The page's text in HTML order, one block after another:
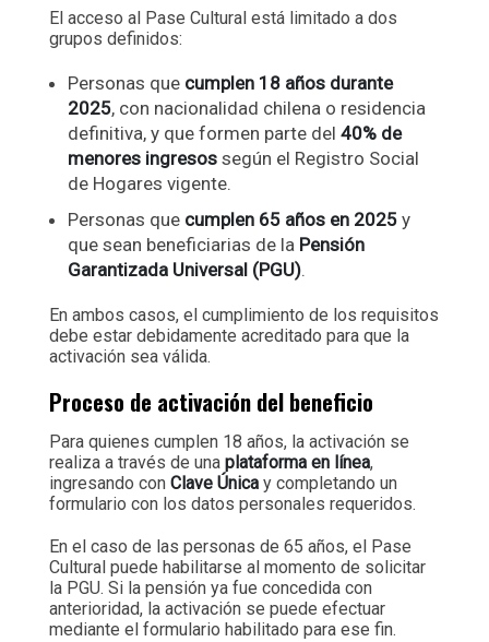
El acceso al Pase Cultural está limitado a dos
grupos definidos:
Personas que cumplen 18 años durante
2025, con nacionalidad chilena o residencia
definitiva, y que formen parte del 40% de
menores ingresos según el Registro Social
de Hogares vigente.
Personas que cumplen 65 años en 2025 y
que sean beneficiarias de la Pensión
Garantizada Universal (PGU).
En ambos casos, el cumplimiento de los requisitos
debe estar debidamente acreditado para que la
activación sea válida.
Proceso de activación del beneficio
Para quienes cumplen 18 años, la activación se
realiza a través de una plataforma en línea,
ingresando con Clave Única y completando un
formulario con los datos personales requeridos.
En el caso de las personas de 65 años, el Pase
Cultural puede habilitarse al momento de solicitar
la PGU. Si la pensión ya fue concedida con
anterioridad, la activación se puede efectuar
mediante el formulario habilitado para ese fin.